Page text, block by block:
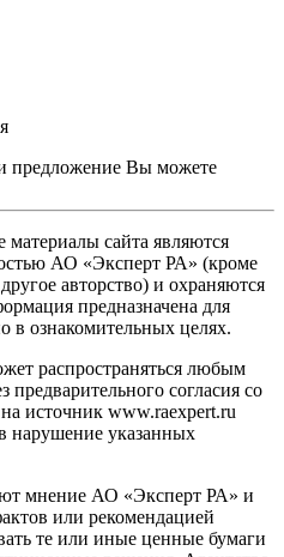
предложение Вы можете
сайта являются
АО «Эксперт РА» (кроме
авторство) и охраняются
предназначена для
в ознакомительных целях.
распространяться любым
согласия со
источник www.raexpert.ru
нарушение указанных
мнение АО «Эксперт РА» и
или рекомендацией
те или иные ценные бумаги